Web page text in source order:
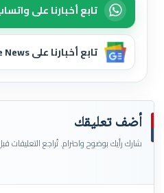
تابع أخبارنا على
تابع أخبارنا على Google News
أضف تعليقك
شارك رأيك بوضوح واحترام. تُراجع التعليقات